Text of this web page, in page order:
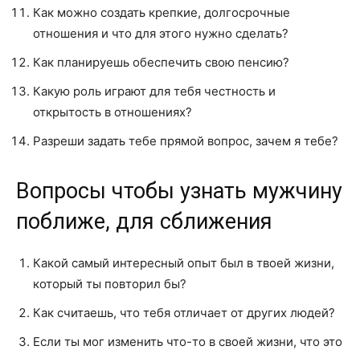
Как можно создать крепкие, долгосрочные
отношения и что для этого нужно сделать?
Как планируешь обеспечить свою пенсию?
Какую роль играют для тебя честность и
открытость в отношениях?
Разреши задать тебе прямой вопрос, зачем я тебе?
Вопросы чтобы узнать мужчину
поближе, для сближения
Какой самый интересный опыт был в твоей жизни,
который ты повторил бы?
Как считаешь, что тебя отличает от других людей?
Если ты мог изменить что-то в своей жизни, что это